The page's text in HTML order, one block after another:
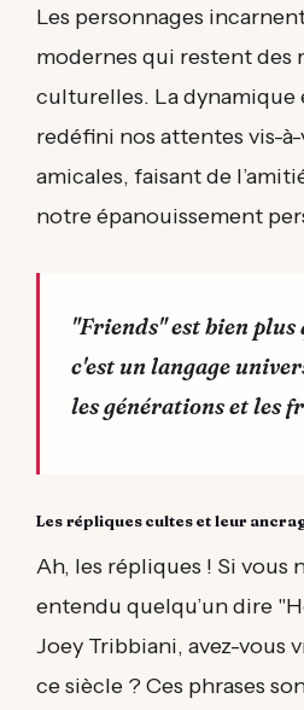
Les personnages
modernes qui restent des
culturelles. La dynamique
redéfini nos attentes vis-
amicales, faisant de
notre épanouissement
"Friends" est bien plus
c'est un langage
les générations et les
Les répliques cultes et leur
Ah, les répliques ! Si vous
entendu quelqu’un dire
Joey Tribbiani, avez-vous
ce siècle ? Ces phrases